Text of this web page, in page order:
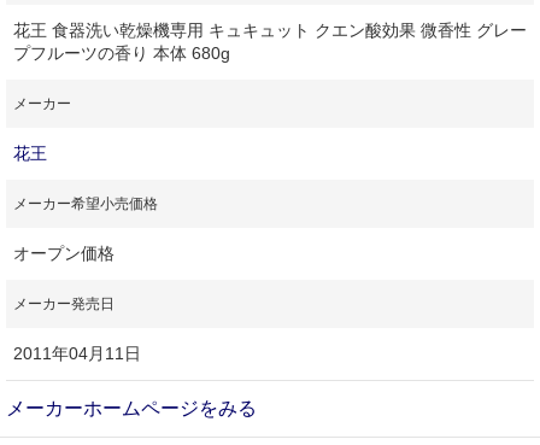
花王 食器洗い乾燥機専用 キュキュット クエン酸効果 微香性 グレー
プフルーツの香り 本体 680g
メーカー
花王
メーカー希望小売価格
オープン価格
メーカー発売日
2011年04月11日
メーカーホームページをみる